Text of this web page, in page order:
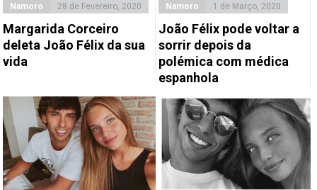
Namoro 28 de Fevereiro, 2020
Margarida Corceiro
deleta João Félix da sua
vida
Namoro 1 de Março, 2020
João Félix pode voltar a
sorrir depois da
polémica com médica
espanhola